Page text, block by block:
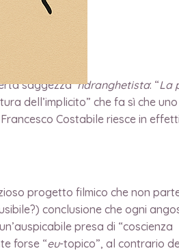
saggezza‘ndranghetista: “La
dell’implicito” che fa sì che uno
Costabile riesce in
progetto filmico che non
conclusione che ogni
presa di “coscienza
forse “eu-topico”, al contrario